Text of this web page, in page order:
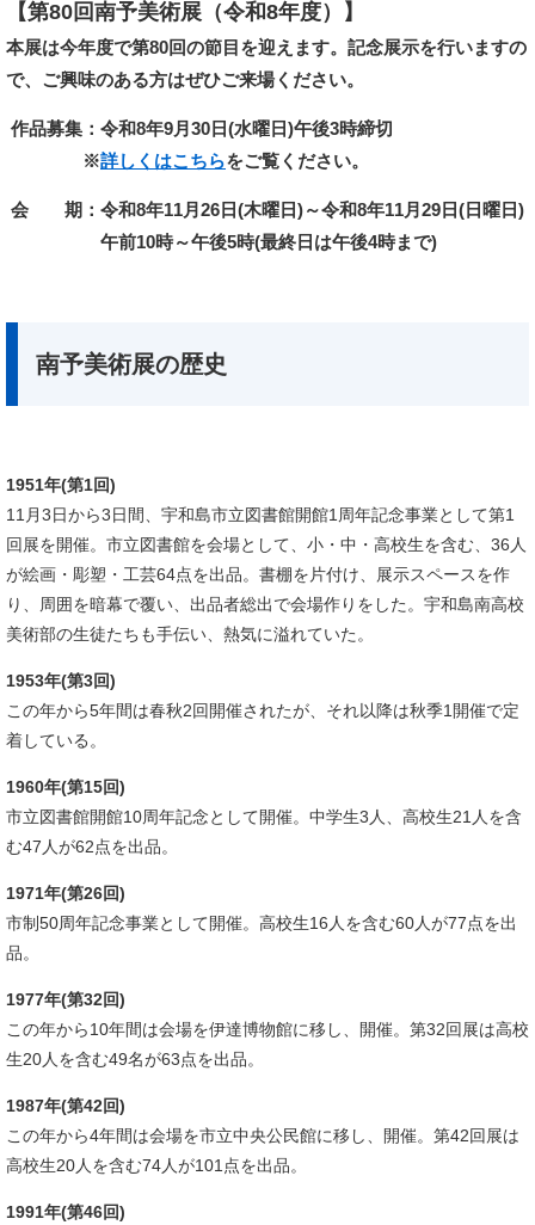
【第80回南予美術展（令和8年度）】
本展は今年度で第80回の節目を迎えます。記念展示を行いますの
で、ご興味のある方はぜひご来場ください。
作品募集：令和8年9月30日(水曜日)午後3時締切
※詳しくはこちらをご覧ください。
会 期：令和8年11月26日(木曜日)～令和8年11月29日(日曜日)
午前10時～午後5時(最終日は午後4時まで)
南予美術展の歴史
​1951年(第1回)
11月3日から3日間、宇和島市立図書館開館1周年記念事業として第1
回展を開催。市立図書館を会場として、小・中・高校生を含む、36人
が絵画・彫塑・工芸64点を出品。書棚を片付け、展示スペースを作
り、周囲を暗幕で覆い、出品者総出で会場作りをした。宇和島南高校
美術部の生徒たちも手伝い、熱気に溢れていた。
1953年(第3回)
​この年から5年間は春秋2回開催されたが、それ以降は秋季1開催で定
着している。
1960年(第15回)
​市立図書館開館10周年記念として開催。中学生3人、高校生21人を含
む47人が62点を出品。
1971年(第26回)
​市制50周年記念事業として開催。高校生16人を含む60人が77点を出
品。
1977年(第32回)
この年から10年間は会場を伊達博物館に移し、開催。第32回展は高校
生20人を含む49名が63点を出品。
1987年(第42回)
​この年から4年間は会場を市立中央公民館に移し、開催。第42回展は
高校生20人を含む74人が101点を出品。
1991年(第46回)